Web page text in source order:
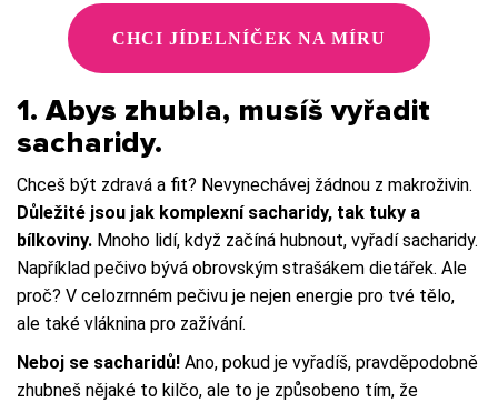
CHCI JÍDELNÍČEK NA MÍRU
1. Abys zhubla, musíš vyřadit
sacharidy.
Chceš být zdravá a fit? Nevynechávej žádnou z makroživin.
Důležité jsou jak komplexní sacharidy, tak tuky a
bílkoviny. Mnoho lidí, když začíná hubnout, vyřadí sacharidy.
Například pečivo bývá obrovským strašákem dietářek. Ale
proč? V celozrnném pečivu je nejen energie pro tvé tělo,
ale také vláknina pro zažívání.
Neboj se sacharidů! Ano, pokud je vyřadíš, pravděpodobně
zhubneš nějaké to kilčo, ale to je způsobeno tím, že